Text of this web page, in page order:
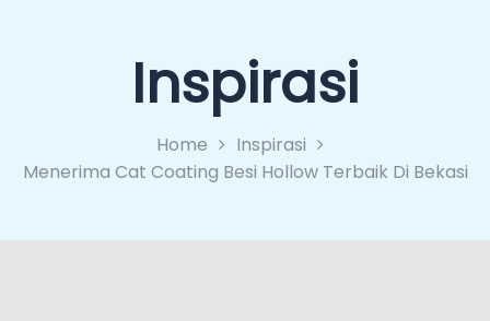
Inspirasi
Home
Inspirasi
Menerima Cat Coating Besi Hollow Terbaik Di Bekasi